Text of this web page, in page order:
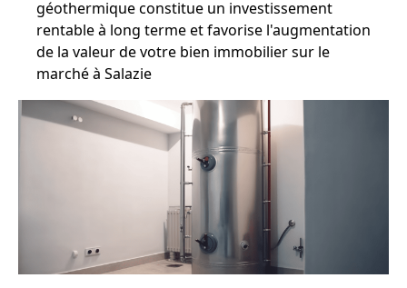
géothermique constitue un investissement
rentable à long terme et favorise l'augmentation
de la valeur de votre bien immobilier sur le
marché à Salazie